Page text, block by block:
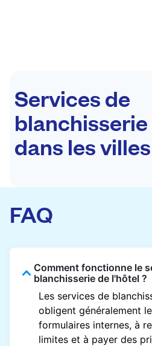
Services de
dans les
FAQ
Comment fonctionne le
blanchisserie de l'hôtel ?
Les services de
obligent généralement
formulaires internes, à
limites et à payer des